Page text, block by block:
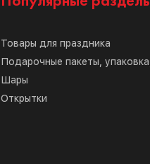
Товары для праздника
Подарочные пакеты,
Шары
Открытки